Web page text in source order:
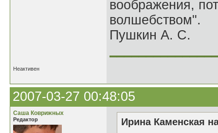
воображения,
волшебством".
Пушкин А. С.
Неактивен
2007-03-27 00:48:05
Саша Коврижных
Редактор
Ирина Каменская